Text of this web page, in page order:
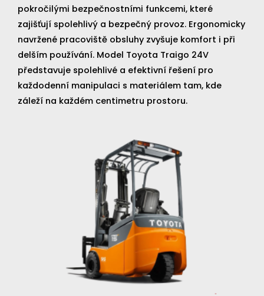
pokročilými bezpečnostními funkcemi, které
zajišťují spolehlivý a bezpečný provoz. Ergonomicky
navržené pracoviště obsluhy zvyšuje komfort i při
delším používání. Model Toyota Traigo 24V
představuje spolehlivé a efektivní řešení pro
každodenní manipulaci s materiálem tam, kde
záleží na každém centimetru prostoru.